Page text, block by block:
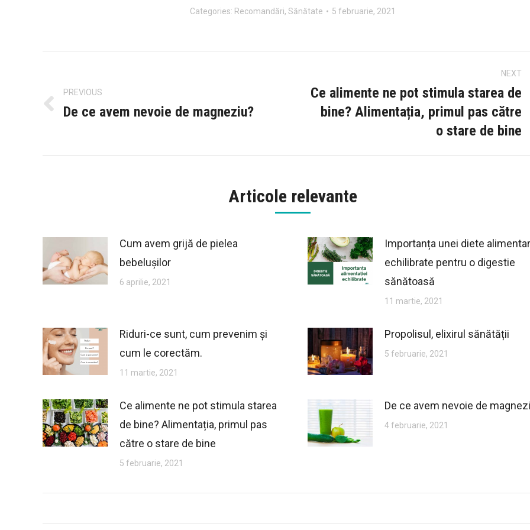
Categories: Recomandări, Sănătate 5 februarie, 2021
navigation
PREVIOUS
Previous
De ce avem nevoie de magneziu?
NEXT
Next
Ce alimente ne pot stimula starea de
bine? Alimentația, primul pas către
o stare de bine
Articole relevante
Cum avem grijă de pielea
bebelușilor
6 aprilie, 2021
Importanța unei diete
echilibrate pentru o digestie
sănătoasă
11 martie, 2021
Riduri-ce sunt, cum prevenim și
cum le corectăm.
11 martie, 2021
Propolisul, elixirul sănătății
5 februarie, 2021
Ce alimente ne pot stimula starea
de bine? Alimentația, primul pas
către o stare de bine
5 februarie, 2021
De ce avem nevoie de
4 februarie, 2021